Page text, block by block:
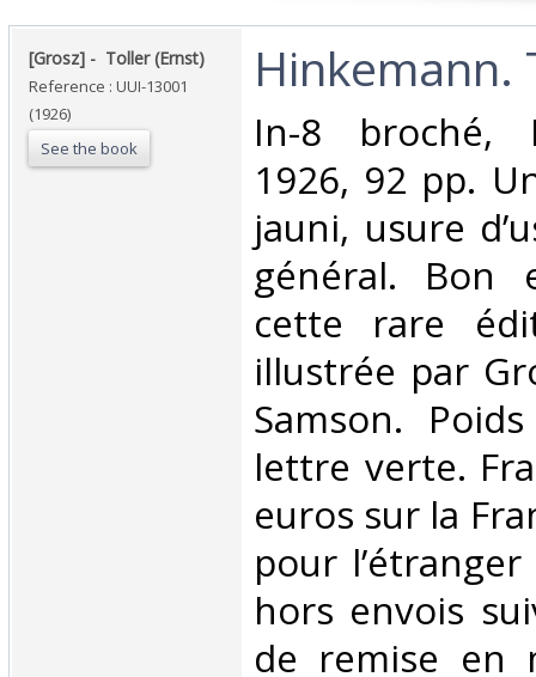
‎[Grosz] - ‎ ‎Toller (Ernst)‎
Reference : UUI-13001
(1926)
See the book
‎Hinkemann.
‎In-8 broché,
1926, 92 pp.
jauni, usure
général. Bon
cette rare
illustrée par
Samson.
lettre verte.
euros sur la
pour
hors envois
de remise en